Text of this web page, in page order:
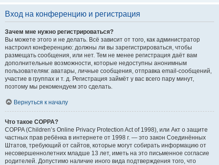
Вход на конференцию и регистрация
Зачем мне нужно регистрироваться?
Вы можете этого и не делать. Всё зависит от того, как администратор
настроил конференцию: должны ли вы зарегистрироваться, чтобы
размещать сообщения, или нет. Тем не менее регистрация даёт вам
дополнительные возможности, которые недоступны анонимным
пользователям: аватары, личные сообщения, отправка email-сообщений,
участие в группах и т. д. Регистрация займёт у вас всего пару минут,
поэтому мы рекомендуем это сделать.
Вернуться к началу
Что такое COPPA?
COPPA (Children’s Online Privacy Protection Act of 1998), или Акт о защите
частных прав ребёнка в интернете от 1998 г. — это закон Соединённых
Штатов, требующий от сайтов, которые могут собирать информацию от
несовершеннолетних младше 13 лет, иметь на это письменное согласие
родителей. Допустимо наличие иного вида подтверждения того, что